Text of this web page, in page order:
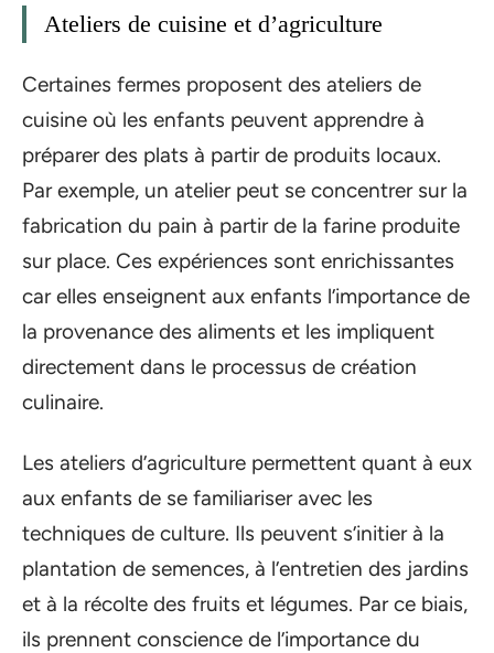
Ateliers de cuisine et d’agriculture
Certaines fermes proposent des ateliers de
cuisine où les enfants peuvent apprendre à
préparer des plats à partir de produits locaux.
Par exemple, un atelier peut se concentrer sur la
fabrication du pain à partir de la farine produite
sur place. Ces expériences sont enrichissantes
car elles enseignent aux enfants l’importance de
la provenance des aliments et les impliquent
directement dans le processus de création
culinaire.
Les ateliers d’agriculture permettent quant à eux
aux enfants de se familiariser avec les
techniques de culture. Ils peuvent s’initier à la
plantation de semences, à l’entretien des jardins
et à la récolte des fruits et légumes. Par ce biais,
ils prennent conscience de l’importance du